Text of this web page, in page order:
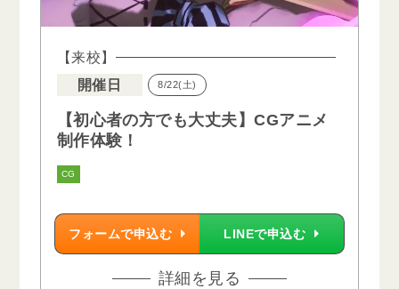
【来校】
開催日
8/22(土)
【初心者の方でも大丈夫】CGアニメ
制作体験！
CG
フォームで申込む LINEで申込む
詳細を見る